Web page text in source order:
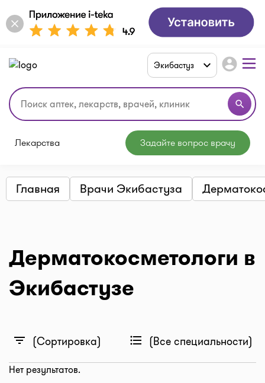
search
Экибастуз account_circle
Лекарства Задайте вопрос врачу
Главная Врачи Экибастуза
Дерматокосметологи в
Экибастузе
filter_list (Сортировка) format_list_bulleted (Все специальности)
Нет результатов.